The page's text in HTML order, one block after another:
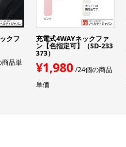
クフ
品単
充電式4WAYネックファ
ン【色指定可】（SD-233
373）
¥1,980/24個の商品
単価